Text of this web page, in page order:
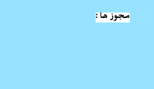
مجوز ها :